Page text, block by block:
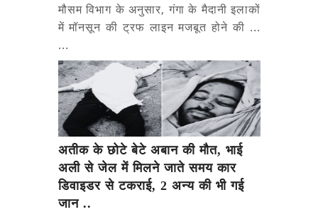
मौसम विभाग के अनुसार, गंगा के मैदानी इलाकों
में मॉनसून की ट्रफ लाइन मजबूत होने की ...
...
अतीक के छोटे बेटे अबान की मौत, भाई
अली से जेल में मिलने जाते समय कार
डिवाइडर से टकराई, 2 अन्य की भी गई
जान ..